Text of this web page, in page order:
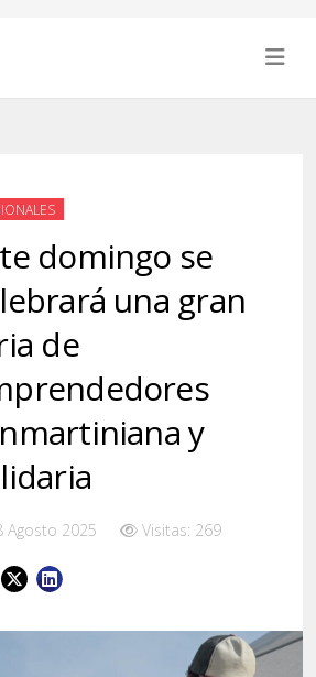
domingo se
una gran
de
y
Agosto 2025 Visitas: 269